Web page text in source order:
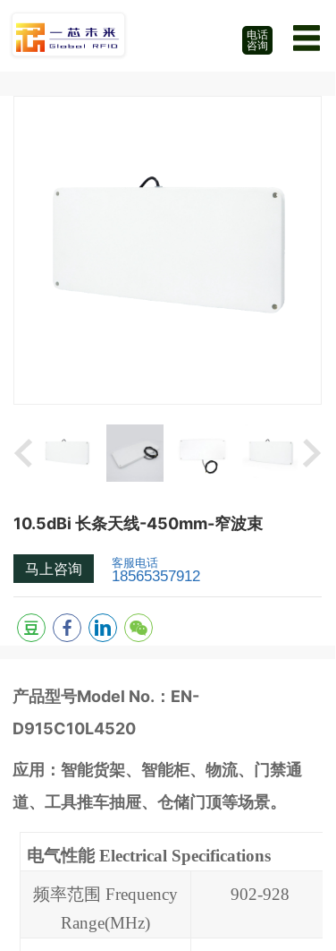
电话
咨询
10.5dBi 长条天线-450mm-窄波束
马上咨询 客服电话
18565357912
产品型号Model No.： EN-
D915C10L4520
应用：智能货架、智能柜、物流、门禁通
道、工具推车抽屉、仓储门顶等场景。
电气性能 Electrical Specifications
频率范围 Frequency
Range(MHz)
902-928